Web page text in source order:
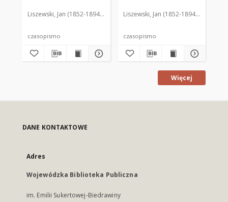
Liszewski, Jan (1852-1894). Red.
czasopismo
Liszewski, Jan (1852-1894). Red.
czasopismo
Więcej
DANE KONTAKTOWE
Adres
Wojewódzka Biblioteka Publiczna
im. Emilii Sukertowej-Biedrawiny